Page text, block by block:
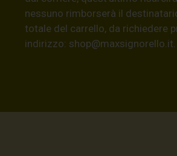
nessuno rimborserà il
totale del carrello, da richiedere
indirizzo: shop@maxsignorello.it